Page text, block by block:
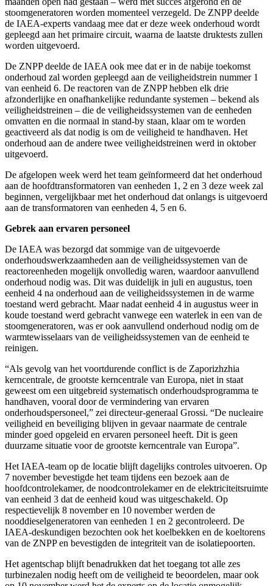
stoomgeneratoren worden momenteel verzegeld. De ZNPP deelde
de IAEA-experts vandaag mee dat er deze week onderhoud wordt
gepleegd aan het primaire circuit, waarna de laatste druktests zullen
worden uitgevoerd.
De ZNPP deelde de IAEA ook mee dat er in de nabije toekomst
onderhoud zal worden gepleegd aan de veiligheidstrein nummer 1
van eenheid 6. De reactoren van de ZNPP hebben elk drie
afzonderlijke en onafhankelijke redundante systemen – bekend als
veiligheidstreinen – die de veiligheidssystemen van de eenheden
omvatten en die normaal in stand-by staan, klaar om te worden
geactiveerd als dat nodig is om de veiligheid te handhaven. Het
onderhoud aan de andere twee veiligheidstreinen werd in oktober
uitgevoerd.
De afgelopen week werd het team geïnformeerd dat het onderhoud
aan de hoofdtransformatoren van eenheden 1, 2 en 3 deze week zal
beginnen, vergelijkbaar met het onderhoud dat onlangs is uitgevoerd
aan de transformatoren van eenheden 4, 5 en 6.
Gebrek aan ervaren personeel
De IAEA was bezorgd dat sommige van de uitgevoerde
onderhoudswerkzaamheden aan de veiligheidssystemen van de
reactoreenheden mogelijk onvolledig waren, waardoor aanvullend
onderhoud nodig was. Dit was duidelijk in juli en augustus, toen
eenheid 4 na onderhoud aan de veiligheidssystemen in de warme
toestand werd gebracht. Maar nadat eenheid 4 in augustus weer in
koude toestand werd gebracht vanwege een waterlek in een van de
stoomgeneratoren, was er ook aanvullend onderhoud nodig om de
warmtewisselaars van de veiligheidssystemen van de eenheid te
reinigen.
“Als gevolg van het voortdurende conflict is de Zaporizhzhia
kerncentrale, de grootste kerncentrale van Europa, niet in staat
geweest om een uitgebreid systematisch onderhoudsprogramma te
handhaven, vooral door de vermindering van ervaren
onderhoudspersoneel,” zei directeur-generaal Grossi. “De nucleaire
veiligheid en beveiliging blijven in gevaar naarmate de centrale
minder goed opgeleid en ervaren personeel heeft. Dit is geen
duurzame situatie voor de grootste kerncentrale van Europa”.
Het IAEA-team op de locatie blijft dagelijks controles uitvoeren. Op
7 november bevestigde het team tijdens een bezoek aan de
hoofdcontrolekamer, de noodcontrolekamer en de elektriciteitsruimte
van eenheid 3 dat de eenheid koud was uitgeschakeld. Op
respectievelijk 8 november en 10 november werden de
nooddieselgeneratoren van eenheden 1 en 2 gecontroleerd. De
IAEA-deskundigen bezochten ook het koelbekken en de koeltorens
van de ZNPP en bevestigden de integriteit van de isolatiepoorten.
Het agentschap blijft benadrukken dat het toegang tot alle zes
turbinezalen nodig heeft om de veiligheid te beoordelen, maar ook